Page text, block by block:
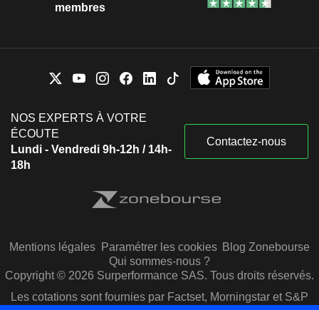
membres
NOS EXPERTS À VOTRE
ÉCOUTE
Lundi - Vendredi 9h-12h / 14h-
18h
Contactez-nous
Mentions légales Paramétrer les cookies Blog Zonebourse
Qui sommes-nous ?
Copyright © 2026 Surperformance SAS. Tous droits réservés.
Les cotations sont fournies par Factset, Morningstar et S&P